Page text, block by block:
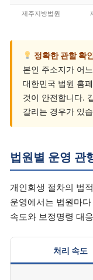
제주지방법원
정확한 관할 확
본인 주소지가 어
대한민국 법원 홈
것이 안전합니다.
갈리는 경우가 있
법원별 운영 관
개인회생 절차의 법
운영에서는 법원마
속도와 보정명령 대
처리 속도